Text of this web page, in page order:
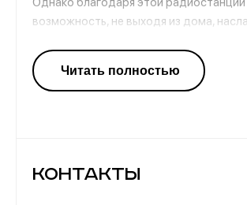
возможность, не выходя из дома,
стволов деревьев при сильном ветре.
звуки природы, которые с любовью
Контакты